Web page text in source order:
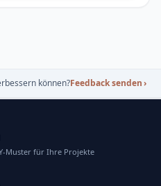
können?Feedback senden›
Muster für Ihre Projekte